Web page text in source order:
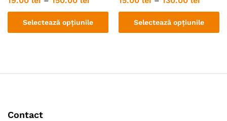
19.00 lei
până
Selectează opțiunile
mai
pot
15.00
până
Selectează opțiunile
mai
Contact